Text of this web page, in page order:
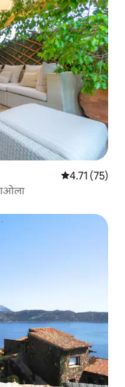
औसत रेटिंग 5 में
4.71 (75)